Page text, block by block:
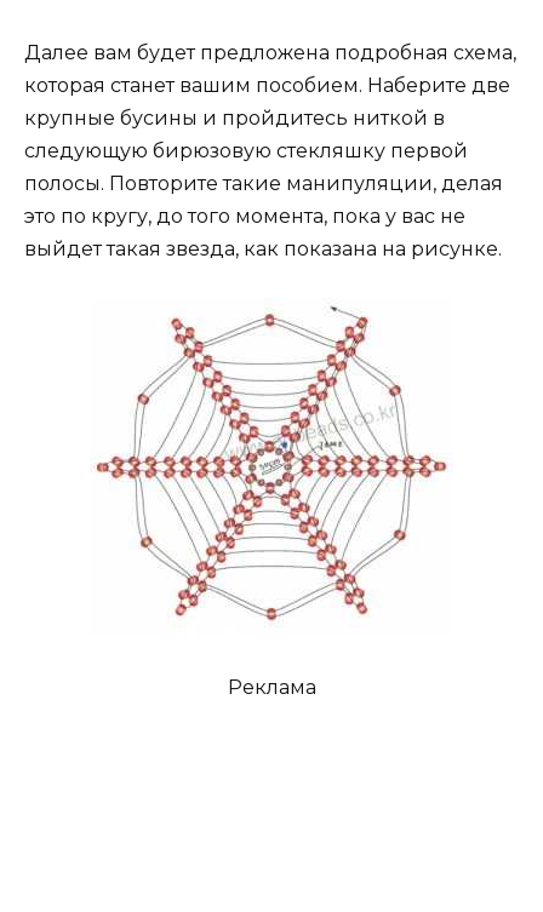
Далее вам будет предложена подробная схема,
которая станет вашим пособием. Наберите две
крупные бусины и пройдитесь ниткой в
следующую бирюзовую стекляшку первой
полосы. Повторите такие манипуляции, делая
это по кругу, до того момента, пока у вас не
выйдет такая звезда, как показана на рисунке.
Реклама